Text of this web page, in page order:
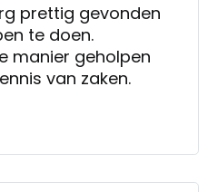
prettig gevonden
te doen.
manier geholpen
van zaken.